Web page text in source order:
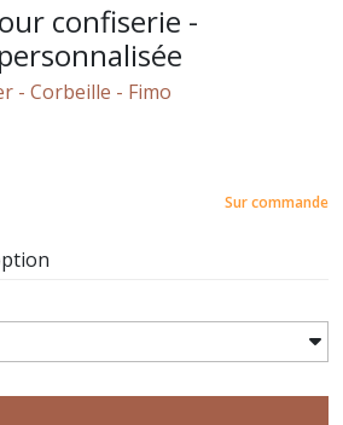
confiserie -
- Corbeille - Fimo
Sur commande